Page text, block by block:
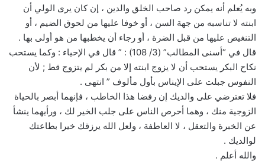
وبه يُعلم أنه يمكن رد صاحب الخلق والدين ، إن كان يرى الولي أن
ابنته لا تناسبه من جهة السن ، أو خوفا عليها من لحوق الضيم ، أو
التنغيص عليها من قبل الضرة ، أو رجاء أن يخطبها من هو أولى بها .
قال في “أسنى المطالب” (3/ 108) : ” قال في الإحياء : وكما يستحب
نكاح البكر يستحب أن لا يزوج ابنته إلا من بكر لم يتزوج قط ; لأن
النفوس جبلت على الإيناس بأول مألوف ” انتهى .
فلا تعترضي على والديك إن رفضا هذا الخاطب ، فإنهما أبصر بالحياة
الزوجية منك ، وهما أحرص الناس على جلب الخير لك ، ورأيهما ينشأ
عن الخبرة والتعقل ، لا العاطفة ، ولعل الله يرزقك خيرا بطاعتك
لوالديك .
والله أعلم .